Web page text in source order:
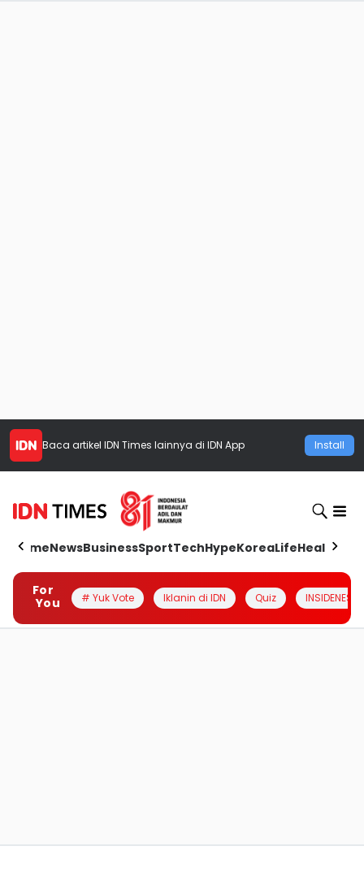
Baca artikel IDN Times lainnya di IDN App Install
HomeNewsBusinessSportTechHypeKoreaLifeHealth
For
You
# Yuk Vote Iklanin di IDN Quiz INSIDENESIA